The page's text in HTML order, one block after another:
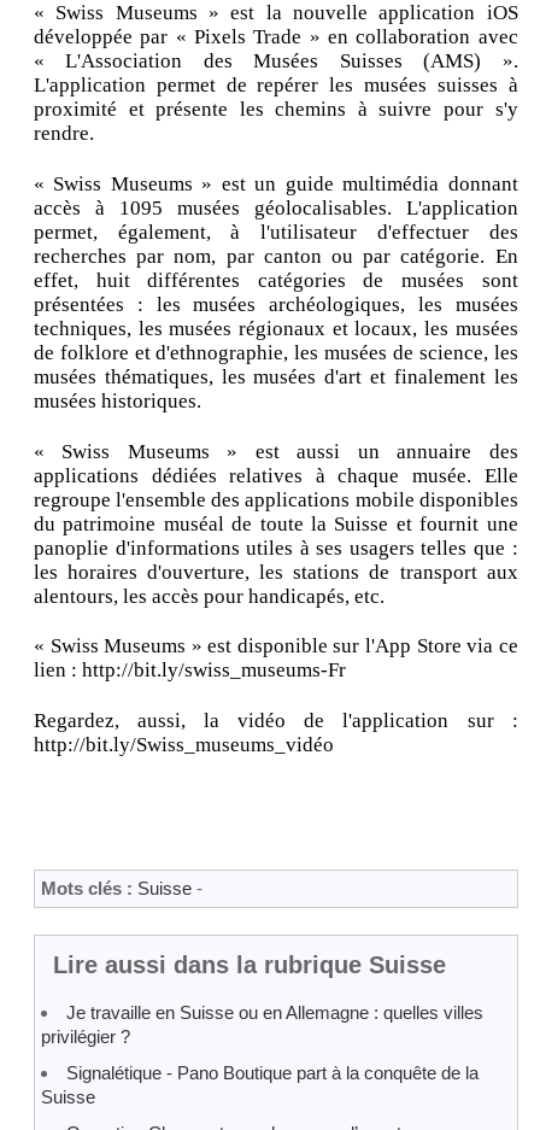
« Swiss Museums » est la nouvelle application iOS
développée par « Pixels Trade » en collaboration avec
« L'Association des Musées Suisses (AMS) ».
L'application permet de repérer les musées suisses à
proximité et présente les chemins à suivre pour s'y
rendre.
« Swiss Museums » est un guide multimédia donnant
accès à 1095 musées géolocalisables. L'application
permet, également, à l'utilisateur d'effectuer des
recherches par nom, par canton ou par catégorie. En
effet, huit différentes catégories de musées sont
présentées : les musées archéologiques, les musées
techniques, les musées régionaux et locaux, les musées
de folklore et d'ethnographie, les musées de science, les
musées thématiques, les musées d'art et finalement les
musées historiques.
« Swiss Museums » est aussi un annuaire des
applications dédiées relatives à chaque musée. Elle
regroupe l'ensemble des applications mobile disponibles
du patrimoine muséal de toute la Suisse et fournit une
panoplie d'informations utiles à ses usagers telles que :
les horaires d'ouverture, les stations de transport aux
alentours, les accès pour handicapés, etc.
« Swiss Museums » est disponible sur l'App Store via ce
lien : http://bit.ly/swiss_museums-Fr
Regardez, aussi, la vidéo de l'application sur :
http://bit.ly/Swiss_museums_vidéo
Mots clés : Suisse -
Lire aussi dans la rubrique Suisse
Je travaille en Suisse ou en Allemagne : quelles villes
privilégier ?
Signalétique - Pano Boutique part à la conquête de la
Suisse